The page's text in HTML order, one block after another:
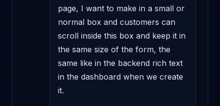
page, I want to make in a small or
normal box and customers can
scroll inside this box and keep it in
the same size of the form, the
same like in the backend rich text
in the dashboard when we create
it.